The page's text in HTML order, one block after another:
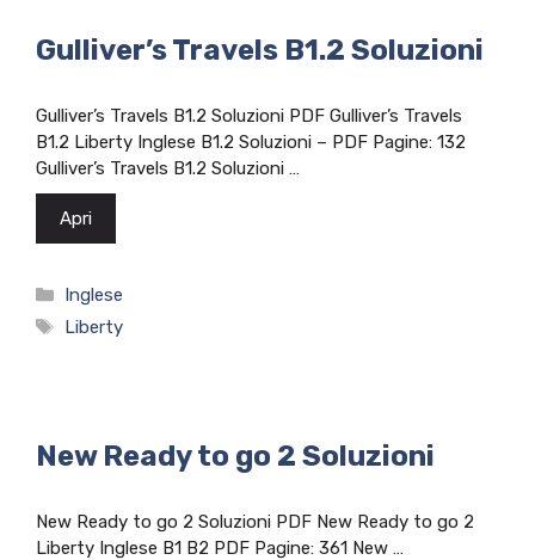
Gulliver’s Travels B1.2 Soluzioni
Gulliver’s Travels B1.2 Soluzioni PDF Gulliver’s Travels
B1.2 Liberty Inglese B1.2 Soluzioni – PDF Pagine: 132
Gulliver’s Travels B1.2 Soluzioni …
Apri
Categorie
Inglese
Tag
Liberty
New Ready to go 2 Soluzioni
New Ready to go 2 Soluzioni PDF New Ready to go 2
Liberty Inglese B1 B2 PDF Pagine: 361 New …